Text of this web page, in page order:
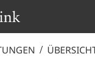
Fahren